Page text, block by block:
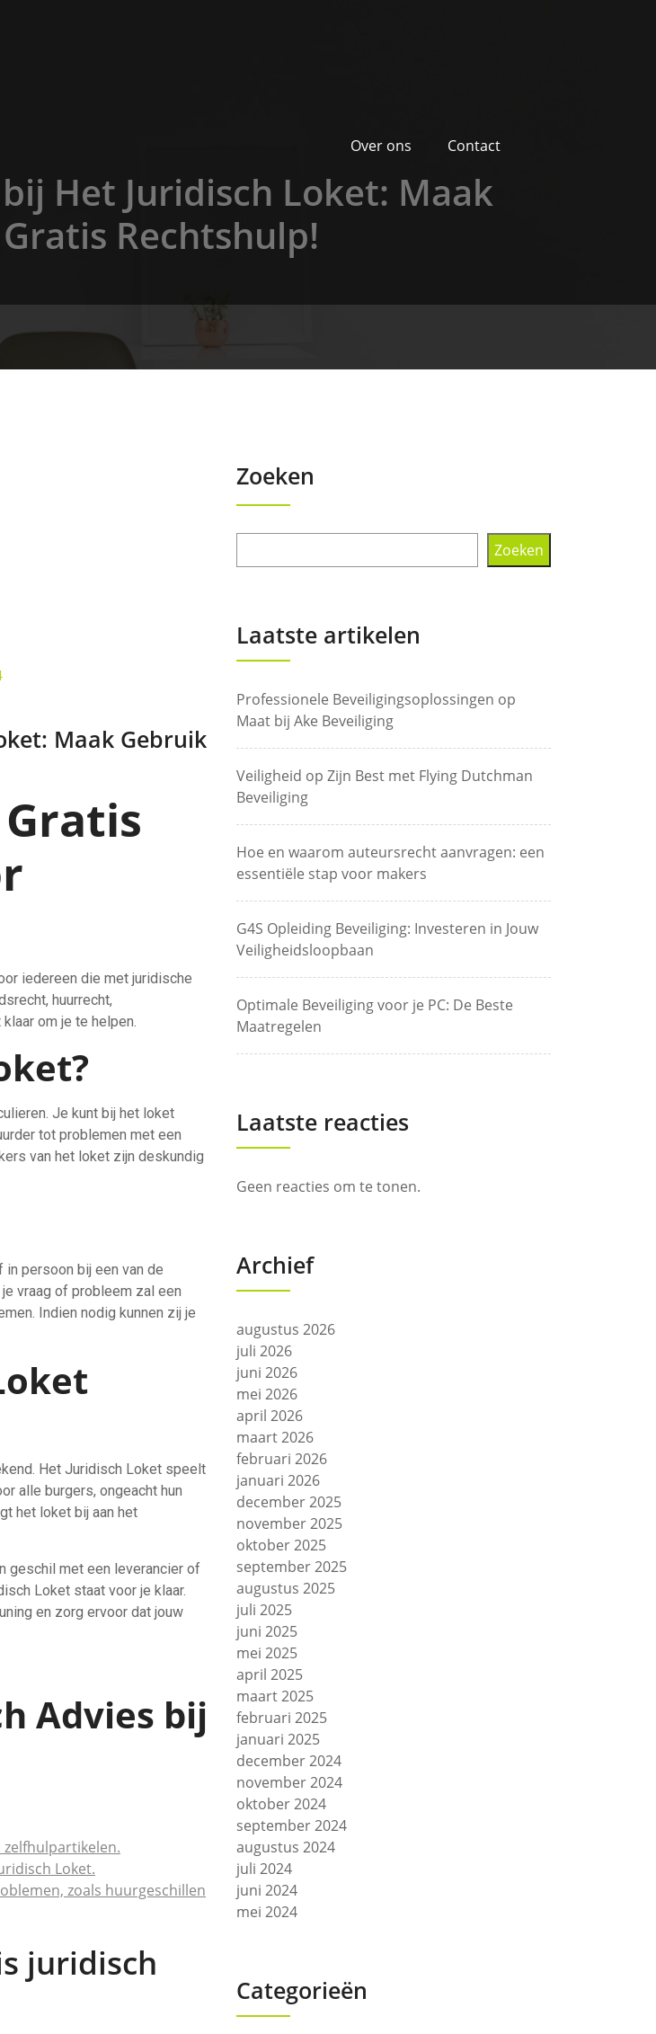
Over ons Contact
Het Juridisch Loket: Maak
Rechtshulp!
Maak Gebruik
iedereen die met juridische
huurrecht,
om je te helpen.
Je kunt bij het loket
tot problemen met een
van het loket zijn deskundig
persoon bij een van de
vraag of probleem zal een
Indien nodig kunnen zij je
Het Juridisch Loket speelt
alle burgers, ongeacht hun
het loket bij aan het
geschil met een leverancier of
Loket staat voor je klaar.
en zorg ervoor dat jouw
Advies bij
zelfhulpartikelen.
Loket.
zoals huurgeschillen
juridisch
Zoeken
Zoeken
Laatste artikelen
Professionele Beveiligingsoplossingen op
Maat bij Ake Beveiliging
Veiligheid op Zijn Best met Flying Dutchman
Beveiliging
Hoe en waarom auteursrecht aanvragen: een
essentiële stap voor makers
G4S Opleiding Beveiliging: Investeren in Jouw
Veiligheidsloopbaan
Optimale Beveiliging voor je PC: De Beste
Maatregelen
Laatste reacties
Geen reacties om te tonen.
Archief
augustus 2026
juli 2026
juni 2026
mei 2026
april 2026
maart 2026
februari 2026
januari 2026
december 2025
november 2025
oktober 2025
september 2025
augustus 2025
juli 2025
juni 2025
mei 2025
april 2025
maart 2025
februari 2025
januari 2025
december 2024
november 2024
oktober 2024
september 2024
augustus 2024
juli 2024
juni 2024
mei 2024
Categorieën